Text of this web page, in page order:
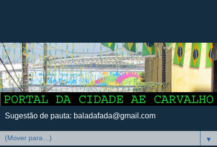
Sugestão de pauta: baladafada@gmail.com
▼